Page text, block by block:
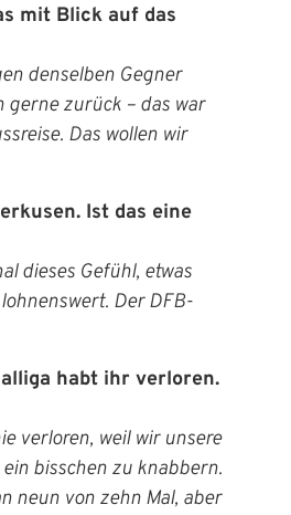
mit Blick auf das
denselben Gegner
zurück – das war
Das wollen wir
Ist das eine
dieses Gefühl, etwas
Der DFB-
habt ihr verloren.
verloren, weil wir unsere
bisschen zu knabbern.
neun von zehn Mal, aber
an der Website anzumelden.